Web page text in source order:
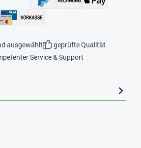
ausgewählt
geprüfte Qualität
Service & Support